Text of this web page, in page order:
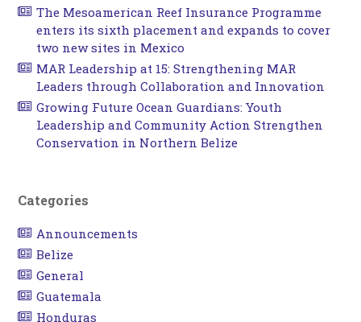
The Mesoamerican Reef Insurance Programme
enters its sixth placement and expands to cover
two new sites in Mexico
MAR Leadership at 15: Strengthening MAR
Leaders through Collaboration and Innovation
Growing Future Ocean Guardians: Youth
Leadership and Community Action Strengthen
Conservation in Northern Belize
Categories
Announcements
Belize
General
Guatemala
Honduras